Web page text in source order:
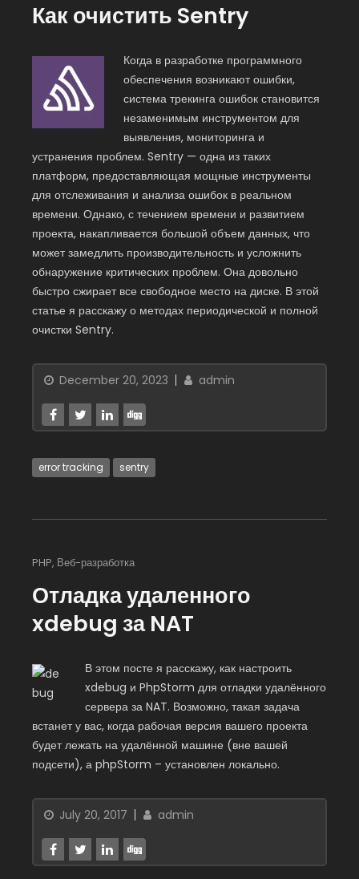
Как очистить Sentry
Когда в разработке программного
обеспечения возникают ошибки,
система трекинга ошибок становится
незаменимым инструментом для
выявления, мониторинга и
устранения проблем. Sentry — одна из таких
платформ, предоставляющая мощные инструменты
для отслеживания и анализа ошибок в реальном
времени. Однако, с течением времени и развитием
проекта, накапливается большой объем данных, что
может замедлить производительность и усложнить
обнаружение критических проблем. Она довольно
быстро сжирает все свободное место на диске. В этой
статье я расскажу о методах периодической и полной
очистки Sentry.
December 20, 2023 admin
error tracking sentry
PHP, Веб-разработка
Отладка удаленного
xdebug за NAT
В этом посте я расскажу, как настроить
xdebug и PhpStorm для отладки удалённого
сервера за NAT. Возможно, такая задача
встанет у вас, когда рабочая версия вашего проекта
будет лежать на удалённой машине (вне вашей
подсети), а phpStorm – установлен локально.
July 20, 2017 admin